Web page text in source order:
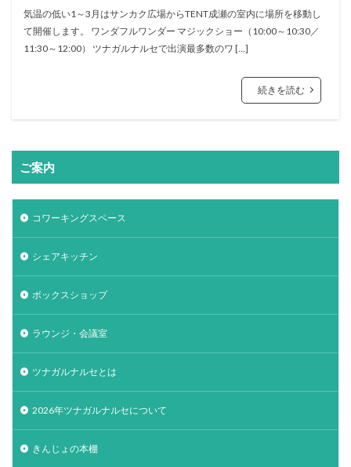
気温の低い1～3月はサンカク広場からTENT成瀬の室内に場所を移動し
て開催します。 ワンダフルワンダー マジックショー（10:00～10:30／
11:30～12:00） ツナガルナルセで出演最多数のワ […]
続きを読む
ご案内
コワーキングスペース
シェアキッチン
ボックスショップ
ラウンジ・会議室
ツナガルナルセとは
2026年ツナガルナルセについて
きんじょの本棚